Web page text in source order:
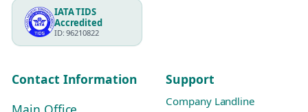
IATA TIDS
Accredited
ID: 96210822
Contact Information
Support
Company Landline